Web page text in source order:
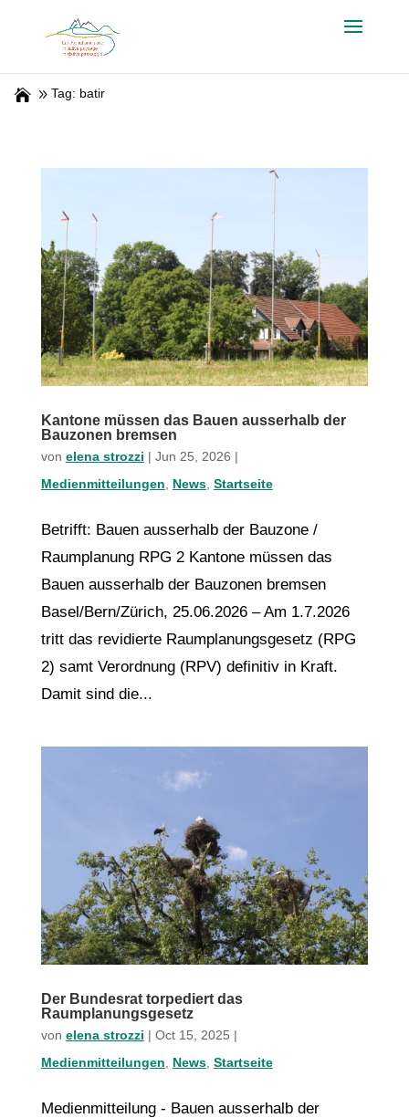
Tag: batir
Kantone müssen das Bauen ausserhalb der
Bauzonen bremsen
von elena strozzi | Jun 25, 2026 |
Medienmitteilungen
News, Startseite
Betrifft: Bauen ausserhalb der Bauzone /
Raumplanung RPG 2 Kantone müssen das
Bauen ausserhalb der Bauzonen bremsen
Basel/Bern/Zürich, 25.06.2026 – Am 1.7.2026
tritt das revidierte Raumplanungsgesetz (RPG
2) samt Verordnung (RPV) definitiv in Kraft.
Damit sind die...
Der Bundesrat torpediert das
Raumplanungsgesetz
von elena strozzi | Oct 15, 2025 |
Medienmitteilungen
News, Startseite
Medienmitteilung - Bauen ausserhalb der